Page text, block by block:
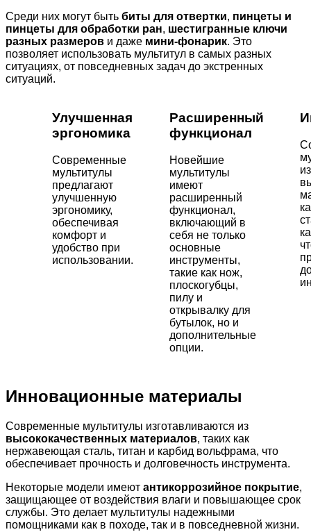
Среди них могут быть биты для отвертки, пинцеты и
пинцеты для обработки ран, шестигранные ключи
разных размеров и даже мини-фонарик. Это
позволяет использовать мультитул в самых разных
ситуациях, от повседневных задач до экстренных
ситуаций.
Улучшенная
эргономика
Современные
мультитулы
предлагают
улучшенную
эргономику,
обеспечивая
комфорт и
удобство при
использовании.
Расширенный
функционал
Новейшие
мультитулы
имеют
расширенный
функционал,
включающий в
себя не только
основные
инструменты,
такие как нож,
плоскогубцы,
пилу и
открывалку для
бутылок, но и
дополнительные
опции.
Инновационные материалы
Современные мультитулы изготавливаются из
высококачественных материалов, таких как
нержавеющая сталь, титан и карбид вольфрама, что
обеспечивает прочность и долговечность инструмента.
Некоторые модели имеют антикоррозийное покрытие,
защищающее от воздействия влаги и повышающее срок
службы. Это делает мультитулы надежными
помощниками как в походе, так и в повседневной жизни.